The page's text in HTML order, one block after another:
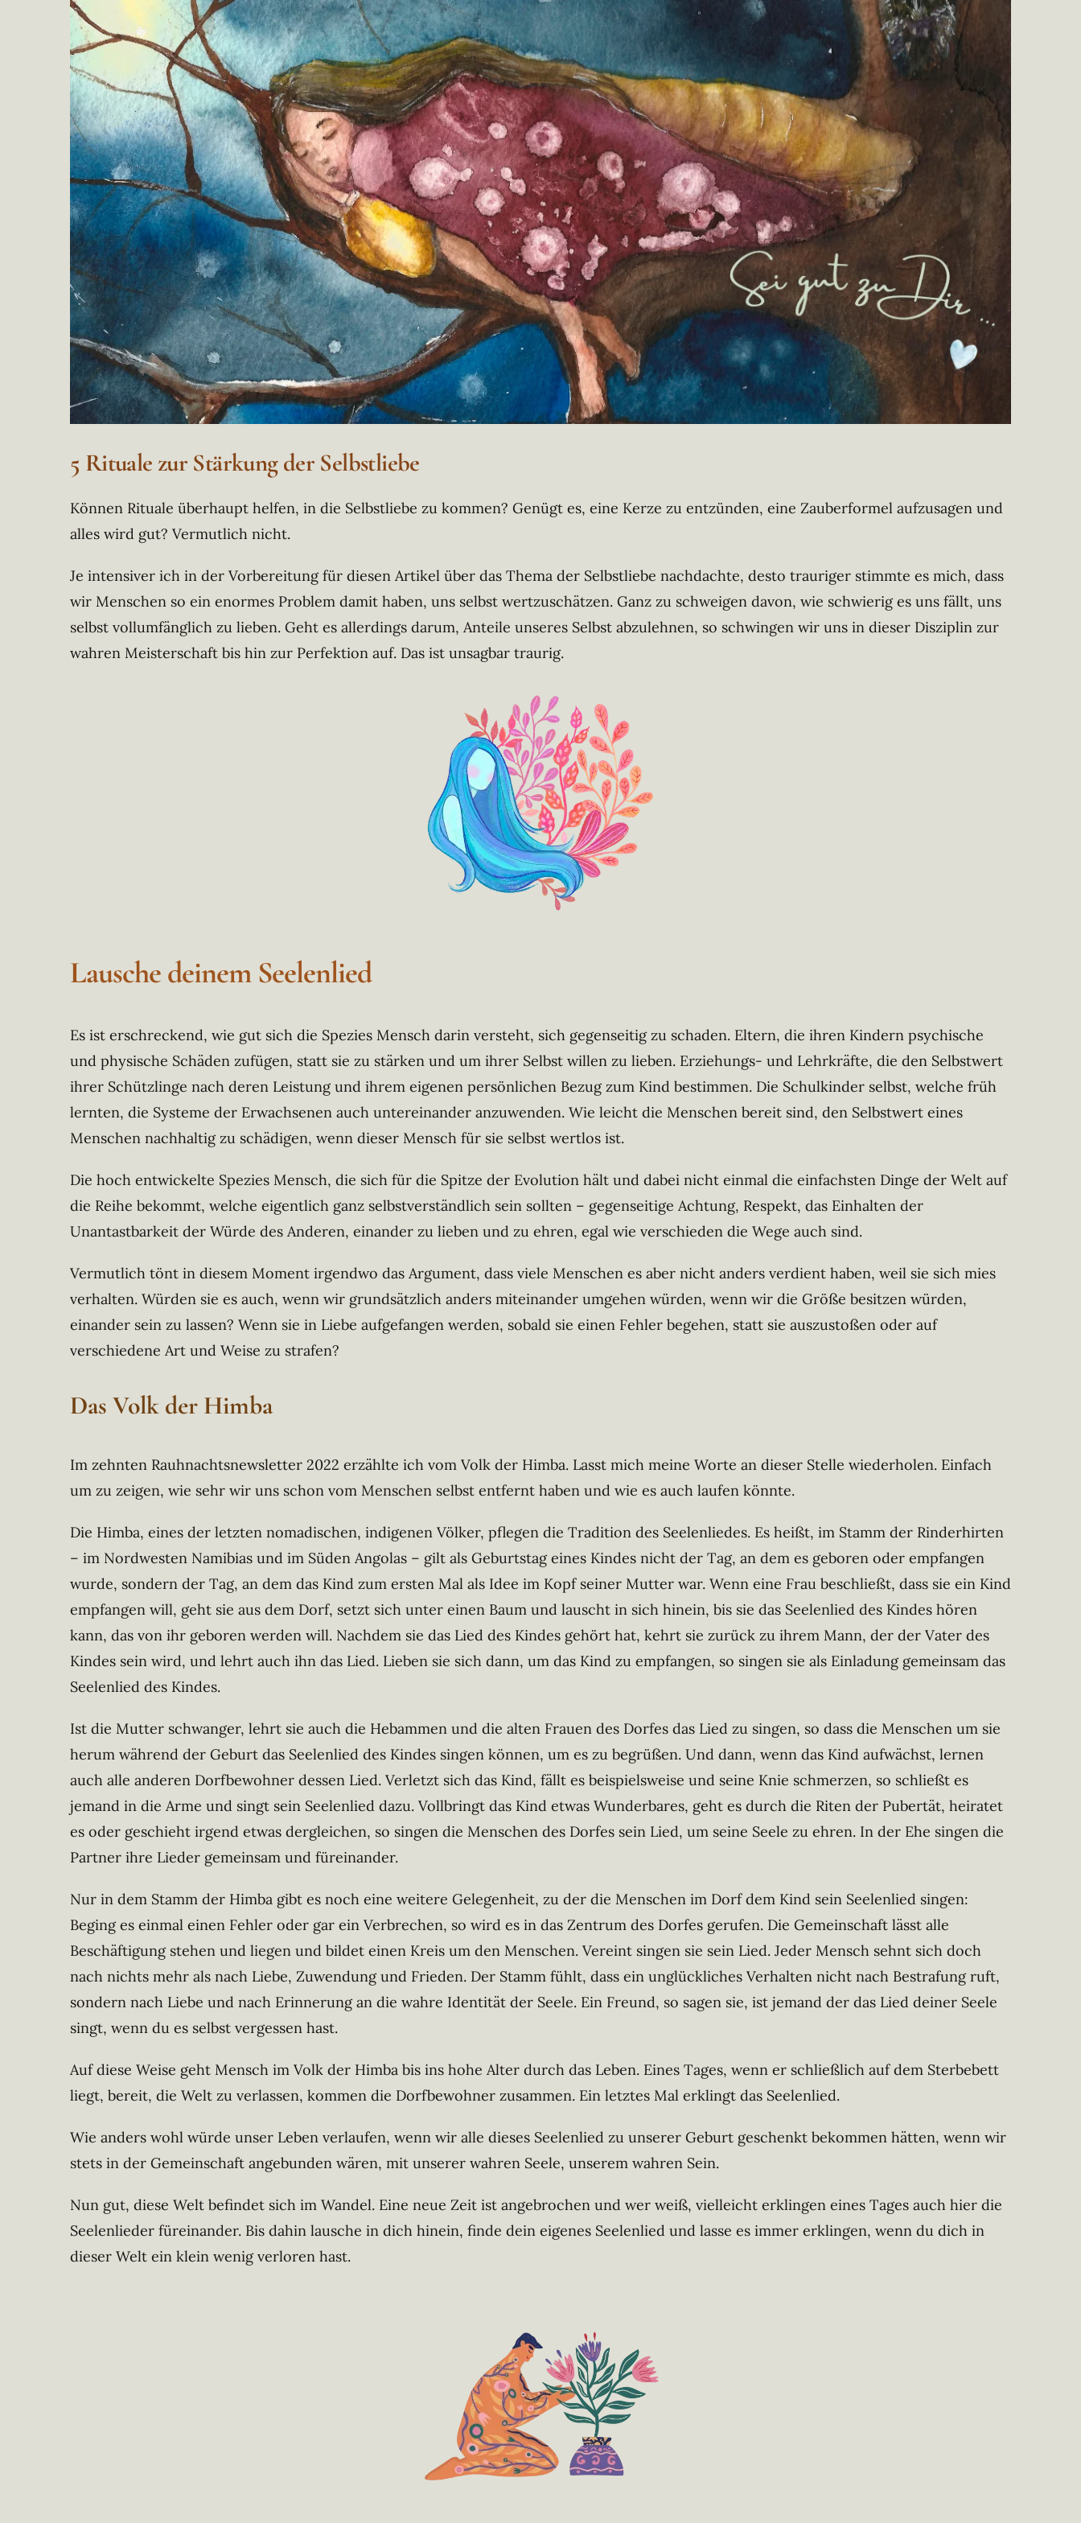
5 Rituale zur Stärkung der Selbstliebe
Können Rituale überhaupt helfen, in die Selbstliebe zu kommen? Genügt es, eine Kerze zu entzünden, eine Zauberformel aufzusagen und
alles wird gut? Vermutlich nicht.
Je intensiver ich in der Vorbereitung für diesen Artikel über das Thema der Selbstliebe nachdachte, desto trauriger stimmte es mich, dass
wir Menschen so ein enormes Problem damit haben, uns selbst wertzuschätzen. Ganz zu schweigen davon, wie schwierig es uns fällt, uns
selbst vollumfänglich zu lieben. Geht es allerdings darum, Anteile unseres Selbst abzulehnen, so schwingen wir uns in dieser Disziplin zur
wahren Meisterschaft bis hin zur Perfektion auf. Das ist unsagbar traurig.
Lausche deinem Seelenlied
Es ist erschreckend, wie gut sich die Spezies Mensch darin versteht, sich gegenseitig zu schaden. Eltern, die ihren Kindern psychische
und physische Schäden zufügen, statt sie zu stärken und um ihrer Selbst willen zu lieben. Erziehungs- und Lehrkräfte, die den Selbstwert
ihrer Schützlinge nach deren Leistung und ihrem eigenen persönlichen Bezug zum Kind bestimmen. Die Schulkinder selbst, welche früh
lernten, die Systeme der Erwachsenen auch untereinander anzuwenden. Wie leicht die Menschen bereit sind, den Selbstwert eines
Menschen nachhaltig zu schädigen, wenn dieser Mensch für sie selbst wertlos ist.
Die hoch entwickelte Spezies Mensch, die sich für die Spitze der Evolution hält und dabei nicht einmal die einfachsten Dinge der Welt auf
die Reihe bekommt, welche eigentlich ganz selbstverständlich sein sollten – gegenseitige Achtung, Respekt, das Einhalten der
Unantastbarkeit der Würde des Anderen, einander zu lieben und zu ehren, egal wie verschieden die Wege auch sind.
Vermutlich tönt in diesem Moment irgendwo das Argument, dass viele Menschen es aber nicht anders verdient haben, weil sie sich mies
verhalten. Würden sie es auch, wenn wir grundsätzlich anders miteinander umgehen würden, wenn wir die Größe besitzen würden,
einander sein zu lassen? Wenn sie in Liebe aufgefangen werden, sobald sie einen Fehler begehen, statt sie auszustoßen oder auf
verschiedene Art und Weise zu strafen?
Das Volk der Himba
Im zehnten Rauhnachtsnewsletter 2022 erzählte ich vom Volk der Himba. Lasst mich meine Worte an dieser Stelle wiederholen. Einfach
um zu zeigen, wie sehr wir uns schon vom Menschen selbst entfernt haben und wie es auch laufen könnte.
Die Himba, eines der letzten nomadischen, indigenen Völker, pflegen die Tradition des Seelenliedes. Es heißt, im Stamm der Rinderhirten
– im Nordwesten Namibias und im Süden Angolas – gilt als Geburtstag eines Kindes nicht der Tag, an dem es geboren oder empfangen
wurde, sondern der Tag, an dem das Kind zum ersten Mal als Idee im Kopf seiner Mutter war. Wenn eine Frau beschließt, dass sie ein Kind
empfangen will, geht sie aus dem Dorf, setzt sich unter einen Baum und lauscht in sich hinein, bis sie das Seelenlied des Kindes hören
kann, das von ihr geboren werden will. Nachdem sie das Lied des Kindes gehört hat, kehrt sie zurück zu ihrem Mann, der der Vater des
Kindes sein wird, und lehrt auch ihn das Lied. Lieben sie sich dann, um das Kind zu empfangen, so singen sie als Einladung gemeinsam das
Seelenlied des Kindes.
Ist die Mutter schwanger, lehrt sie auch die Hebammen und die alten Frauen des Dorfes das Lied zu singen, so dass die Menschen um sie
herum während der Geburt das Seelenlied des Kindes singen können, um es zu begrüßen. Und dann, wenn das Kind aufwächst, lernen
auch alle anderen Dorfbewohner dessen Lied. Verletzt sich das Kind, fällt es beispielsweise und seine Knie schmerzen, so schließt es
jemand in die Arme und singt sein Seelenlied dazu. Vollbringt das Kind etwas Wunderbares, geht es durch die Riten der Pubertät, heiratet
es oder geschieht irgend etwas dergleichen, so singen die Menschen des Dorfes sein Lied, um seine Seele zu ehren. In der Ehe singen die
Partner ihre Lieder gemeinsam und füreinander.
Nur in dem Stamm der Himba gibt es noch eine weitere Gelegenheit, zu der die Menschen im Dorf dem Kind sein Seelenlied singen:
Beging es einmal einen Fehler oder gar ein Verbrechen, so wird es in das Zentrum des Dorfes gerufen. Die Gemeinschaft lässt alle
Beschäftigung stehen und liegen und bildet einen Kreis um den Menschen. Vereint singen sie sein Lied. Jeder Mensch sehnt sich doch
nach nichts mehr als nach Liebe, Zuwendung und Frieden. Der Stamm fühlt, dass ein unglückliches Verhalten nicht nach Bestrafung ruft,
sondern nach Liebe und nach Erinnerung an die wahre Identität der Seele. Ein Freund, so sagen sie, ist jemand der das Lied deiner Seele
singt, wenn du es selbst vergessen hast.
Auf diese Weise geht Mensch im Volk der Himba bis ins hohe Alter durch das Leben. Eines Tages, wenn er schließlich auf dem Sterbebett
liegt, bereit, die Welt zu verlassen, kommen die Dorfbewohner zusammen. Ein letztes Mal erklingt das Seelenlied.
Wie anders wohl würde unser Leben verlaufen, wenn wir alle dieses Seelenlied zu unserer Geburt geschenkt bekommen hätten, wenn wir
stets in der Gemeinschaft angebunden wären, mit unserer wahren Seele, unserem wahren Sein.
Nun gut, diese Welt befindet sich im Wandel. Eine neue Zeit ist angebrochen und wer weiß, vielleicht erklingen eines Tages auch hier die
Seelenlieder füreinander. Bis dahin lausche in dich hinein, finde dein eigenes Seelenlied und lasse es immer erklingen, wenn du dich in
dieser Welt ein klein wenig verloren hast.